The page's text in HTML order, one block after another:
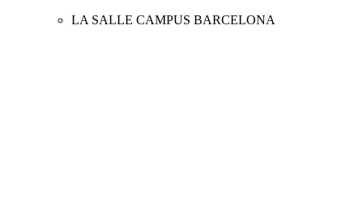
LA SALLE CAMPUS BARCELONA